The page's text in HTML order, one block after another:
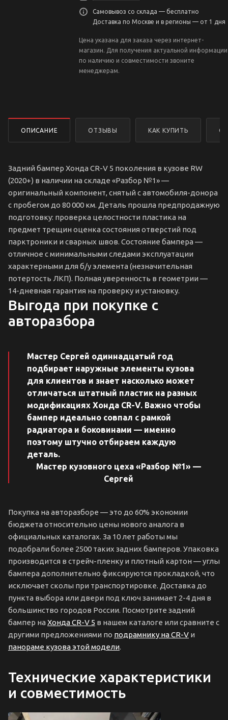
Самовывоз со склада — бесплатно
Доставка по Москве и в регионы — от 1 дня
Цена указана для заказа через интернет-
магазин. Для получения актуальной информации
по наличию и совместимости звоните
менеджерам.
ОПИСАНИЕ ОТЗЫВЫ КАК КУПИТЬ
Задний бампер Хонда CR-V 5 поколения в кузове RW
(2020+) в наличии на складе «Разбор №1» —
оригинальный компонент, снятый с автомобиля-донора
с пробегом до 80 000 км. Деталь прошла предпродажную
подготовку: проверка целостности пластика на
предмет трещин оценка состояния отверстий под
парктроники и сварных швов. Состояние бампера —
отличное с минимальными следами эксплуатации
характерными для б/у элемента (незначительная
потертость ЛКП). Полная уверенность в геометрии —
14-дневная гарантия на проверку и установку.
Выгода при покупке с
авторазбора
Мастер Сергей одиннадцатый год
подбирает наружные элементы кузова
для клиентов и знает насколько может
отличаться штатный пластик на разных
модификациях Хонда CR-V. Важно чтобы
бампер идеально совпал с рамкой
радиатора и боковинами — именно
поэтому штучно отбираем каждую
деталь.
Мастер кузовного цеха «Разбор №1» —
Сергей
Покупка на авторазборе — это до 60% экономии
бюджета относительно цены нового аналога в
официальных каталогах. За 10 лет работы мы
подобрали более 2500 таких задних бамперов. Упаковка
производится в стрейч-пленку и плотный картон — углы
бампера дополнительно фиксируются прокладкой, что
исключает сколы при транспортировке. Доставка до
пункта выбора или двери под ключ занимает 2-4 дня в
большинство городов России. Посмотрите задний
бампер на Хонда CR-V 5 в нашем каталоге или сравните с
другими предложениями по подрамнику на CR-V и
панораме кузова этой модели.
Технические характеристики
и совместимость